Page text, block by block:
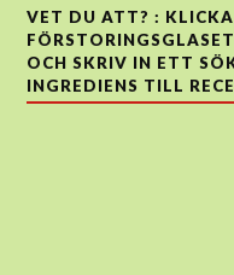
VET DU ATT? :
OCH SKRIV IN ETT
INGREDIENS TILL